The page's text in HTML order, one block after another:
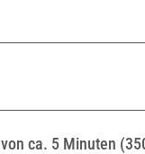
ca. 5 Minuten